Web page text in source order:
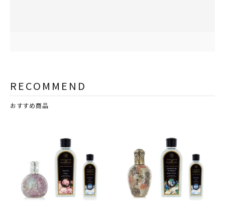
RECOMMEND
おすすめ商品